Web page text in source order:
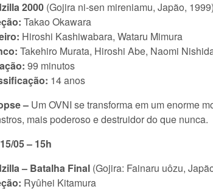
2000 (Gojira ni-sen mireniamu, Japão, 1999)
Takao Okawara
Hiroshi Kashiwabara, Wataru Mimura
Takehiro Murata, Hiroshi Abe, Naomi
99 minutos
14 anos
– Um OVNI se transforma em um enorme
mais poderoso e destruidor do que nunca.
05 – 15h
– Batalha Final (Gojira: Fainaru uôzu,
Ryûhei Kitamura